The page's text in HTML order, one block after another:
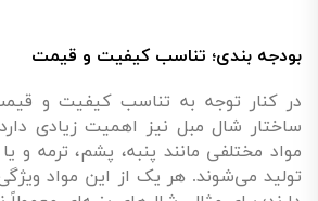
بودجه بندی؛ تناسب کیفیت و قیمت
در کنار توجه به تناسب کیفیت و
ساختار شال مبل نیز اهمیت زیادی
مواد مختلفی مانند پنبه، پشم، ترمه و
تولید می‌شوند. هر یک از این مواد